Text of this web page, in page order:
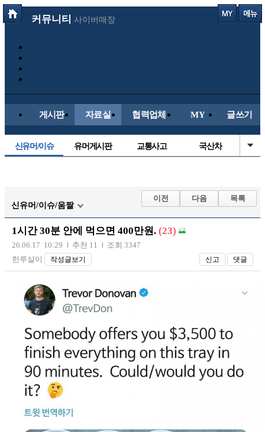
커뮤니티 사이버매장
게시판 자료실 협력업체 MY 글쓰기
신유머/이슈 유머게시판 교통사고 국산차
자유사진 군사/무기
트럭/버스 항공/해운/철도
장착시공사진
신유머/이슈/움짤
이전 다음 목록
1시간 30분 안에 먹으면 400만원. (23)
26.06.17 10:29 추천 11
조회 3347
한루살이
작성글보기 신고 댓글